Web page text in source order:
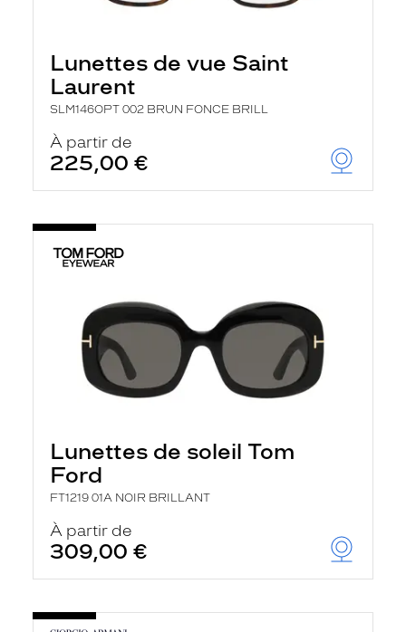
Lunettes de vue Saint
Laurent
SLM146OPT 002 BRUN FONCE BRILL
À partir de
225,00 €
Lunettes de soleil Tom
Ford
FT1219 01A NOIR BRILLANT
À partir de
309,00 €